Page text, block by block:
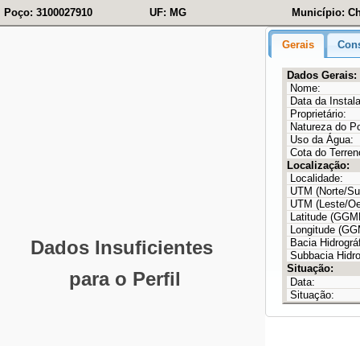
Poço: 3100027910 UF: MG Município:
Gerais
Dados Gerais:
Nome:
Data da
Proprietário:
Natureza do
Uso da Água:
Cota do
Localização:
Localidade:
UTM (Norte/
UTM (Leste/
Latitude
Longitude
Bacia
Subbacia
Situação:
Data:
Situação: